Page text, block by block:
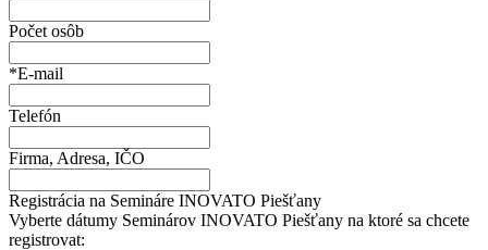
Počet osôb
*E-mail
Telefón
Firma, Adresa, IČO
Registrácia na Semináre INOVATO Piešťany
Vyberte dátumy Seminárov INOVATO Piešťany na ktoré sa chcete
registrovat: